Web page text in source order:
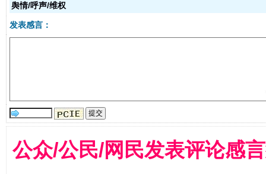
舆情/呼声/维权
发表感言：
公众/公民/网民发表评论感